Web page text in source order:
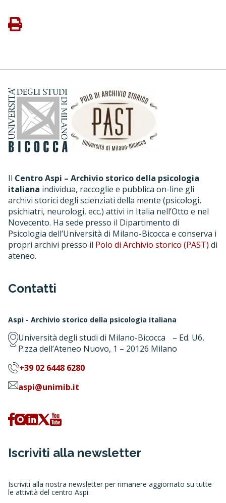
Il Centro Aspi – Archivio storico della psicologia
italiana individua, raccoglie e pubblica on-line gli
archivi storici degli scienziati della mente (psicologi,
psichiatri, neurologi, ecc.) attivi in Italia nell’Otto e nel
Novecento. Ha sede presso il Dipartimento di
Psicologia dell’Università di Milano-Bicocca e conserva i
propri archivi presso il Polo di Archivio storico (PAST) di
ateneo.
Contatti
Aspi - Archivio storico della psicologia italiana
Università degli studi di Milano-Bicocca – Ed. U6,
P.zza dell’Ateneo Nuovo, 1 – 20126 Milano
+39 02 6448 6280
aspi@unimib.it
Iscriviti alla newsletter
Iscriviti alla nostra newsletter per rimanere aggiornato su tutte
le attività del centro Aspi.